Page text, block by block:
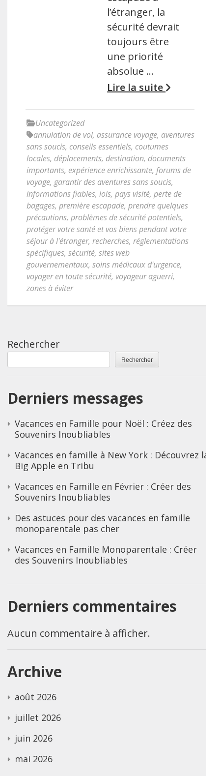
l’étranger, la
sécurité devrait
toujours être
une priorité
absolue …
Lire la suite
Uncategorized
annulation de vol, assurance voyage, aventures
sans soucis, conseils essentiels, coutumes
locales, déplacements, destination, documents
importants, expérience enrichissante, forums de
voyage, garantir des aventures sans soucis,
informations fiables, lois, pays visité, perte de
bagages, première escapade, prendre quelques
précautions, problèmes de sécurité potentiels,
protéger votre santé et vos biens pendant votre
séjour à l'étranger, recherches, réglementations
spécifiques, sécurité, sites web
gouvernementaux, soins médicaux d'urgence,
voyager en toute sécurité, voyageur aguerri,
zones à éviter
Rechercher
Rechercher
Derniers messages
Vacances en Famille pour Noël : Créez des
Souvenirs Inoubliables
Vacances en famille à New York : Découvrez la
Big Apple en Tribu
Vacances en Famille en Février : Créer des
Souvenirs Inoubliables
Des astuces pour des vacances en famille
monoparentale pas cher
Vacances en Famille Monoparentale : Créer
des Souvenirs Inoubliables
Derniers commentaires
Aucun commentaire à afficher.
Archive
août 2026
juillet 2026
juin 2026
mai 2026